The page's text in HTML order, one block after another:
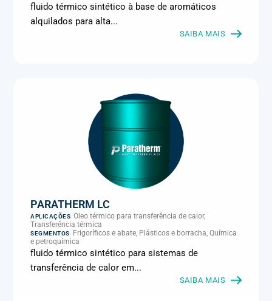
fluido térmico sintético à base de aromáticos
alquilados para alta...
SAIBA MAIS
PARATHERM LC
APLICAÇÕES Óleo térmico para transferência de calor,
Transferência térmica
SEGMENTOS
Frigoríficos e abate, Plásticos e borracha, Química
e petroquímica
fluido térmico sintético para sistemas de
transferência de calor em...
SAIBA MAIS